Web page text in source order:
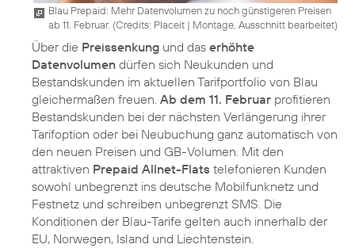
Blau Prepaid: Mehr Datenvolumen zu noch günstigeren Preisen
ab 11. Februar. (Credits: Placeit | Montage, Ausschnitt bearbeitet)
Über die Preissenkung und das erhöhte
Datenvolumen dürfen sich Neukunden und
Bestandskunden im aktuellen Tarifportfolio von Blau
gleichermaßen freuen. Ab dem 11. Februar profitieren
Bestandskunden bei der nächsten Verlängerung ihrer
Tarifoption oder bei Neubuchung ganz automatisch von
den neuen Preisen und GB-Volumen. Mit den
attraktiven Prepaid Allnet-Flats telefonieren Kunden
sowohl unbegrenzt ins deutsche Mobilfunknetz und
Festnetz und schreiben unbegrenzt SMS. Die
Konditionen der Blau-Tarife gelten auch innerhalb der
EU, Norwegen, Island und Liechtenstein.